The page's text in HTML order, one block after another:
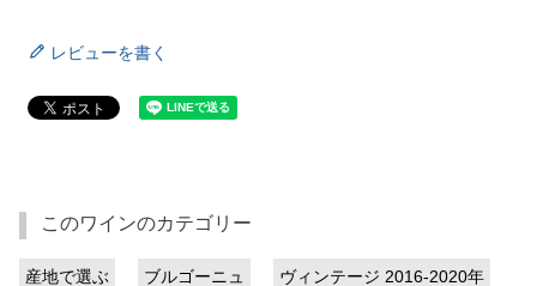
レビューを書く
このワインのカテゴリー
産地で選ぶ ブルゴーニュ ヴィンテージ 2016-2020年